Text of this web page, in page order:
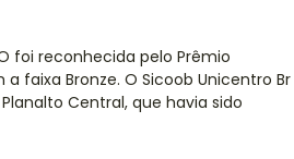
foi reconhecida pelo Prêmio
faixa Bronze. O Sicoob Unicentro Br
Central, que havia sido